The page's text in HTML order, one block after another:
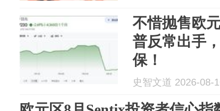
不惜抛售欧
普反常出手
保！
史智文道 2026-08-